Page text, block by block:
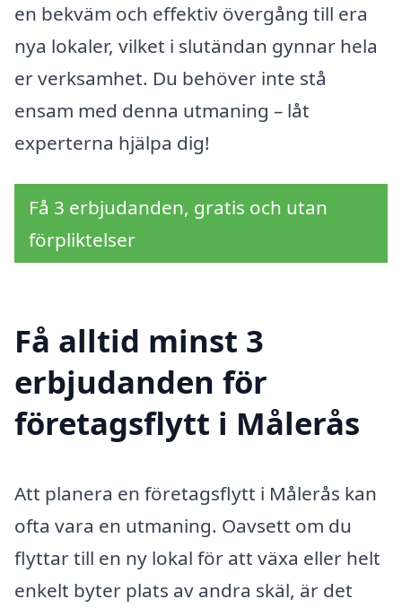
en bekväm och effektiv övergång till era
nya lokaler, vilket i slutändan gynnar hela
er verksamhet. Du behöver inte stå
ensam med denna utmaning – låt
experterna hjälpa dig!
Få 3 erbjudanden, gratis och utan
förpliktelser
Få alltid minst 3
erbjudanden för
företagsflytt i Målerås
Att planera en företagsflytt i Målerås kan
ofta vara en utmaning. Oavsett om du
flyttar till en ny lokal för att växa eller helt
enkelt byter plats av andra skäl, är det